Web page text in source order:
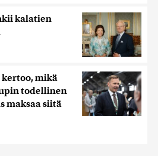
olet antanut heille tai joita on
heidän palvelujaan. Tietoja
kalatien
mikä
todellinen
maksaa siitä